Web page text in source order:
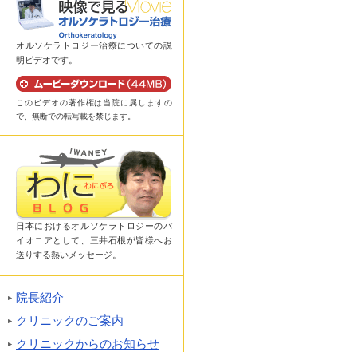
オルソケラトロジー治療についての説
明ビデオです。
このビデオの著作権は当院に属しますの
で、無断での転写載を禁じます。
日本におけるオルソケラトロジーのパ
イオニアとして、三井石根が皆様へお
送りする熱いメッセージ。
院長紹介
クリニックのご案内
クリニックからのお知らせ